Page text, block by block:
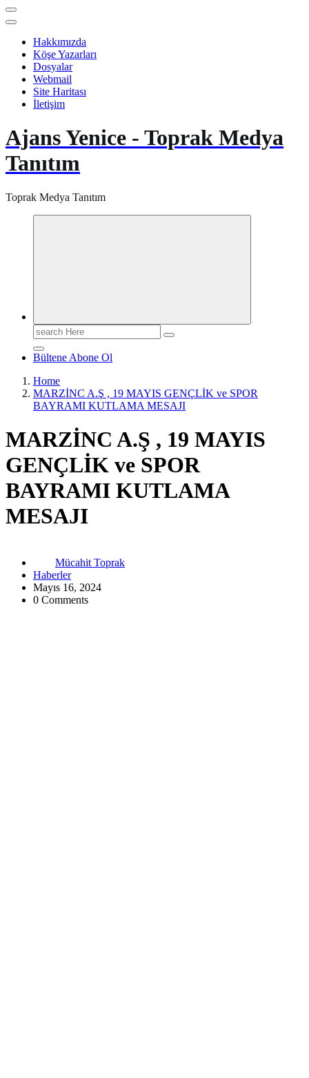
Hakkımızda
Köşe Yazarları
Dosyalar
Webmail
Site Haritası
İletişim
Ajans Yenice - Toprak Medya
Tanıtım
Toprak Medya Tanıtım
Search
for:
Bültene Abone Ol
Home
MARZİNC A.Ş , 19 MAYIS GENÇLİK ve SPOR
BAYRAMI KUTLAMA MESAJI
MARZİNC A.Ş , 19 MAYIS
GENÇLİK ve SPOR
BAYRAMI KUTLAMA
MESAJI
Mücahit Toprak
Haberler
Mayıs 16, 2024
0 Comments